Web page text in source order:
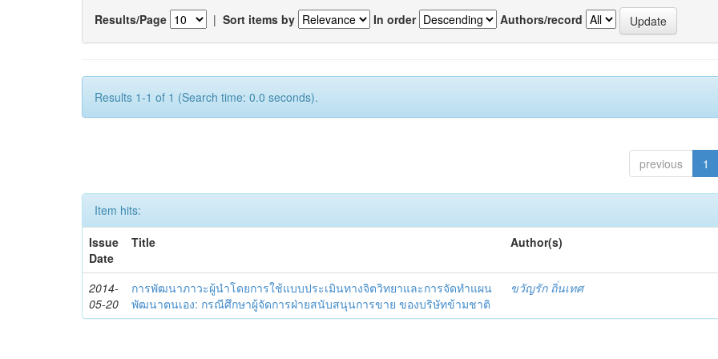
Results/Page | Sort items by In order Authors/record
Results 1-1 of 1 (Search time: 0.0 seconds).
previous 1
Item hits:
Issue
Date
Title Author(s)
2014-
05-20
การพัฒนาภาวะผู้นำโดยการใช้แบบประเมินทางจิตวิทยาและการจัดทำแผน
พัฒนาตนเอง: กรณีศึกษาผู้จัดการฝ่ายสนับสนุนการขาย ของบริษัทข้ามชาติ
ขวัญรัก ถิ่นเทศ